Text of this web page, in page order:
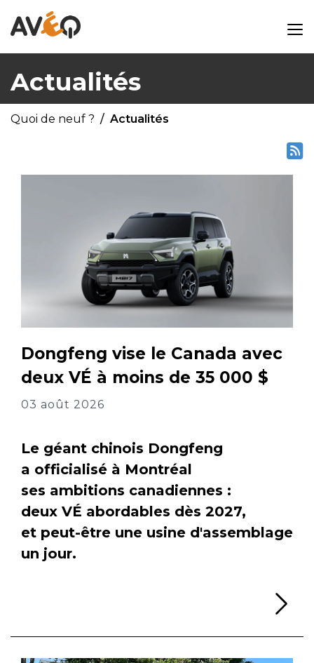
Actualités
Quoi de neuf ? Actualités
Dongfeng vise le Canada avec
deux VÉ à moins de 35 000 $
03 août 2026
Le géant chinois Dongfeng
a officialisé à Montréal
ses ambitions canadiennes :
deux VÉ abordables dès 2027,
et peut-être une usine d'assemblage
un jour.